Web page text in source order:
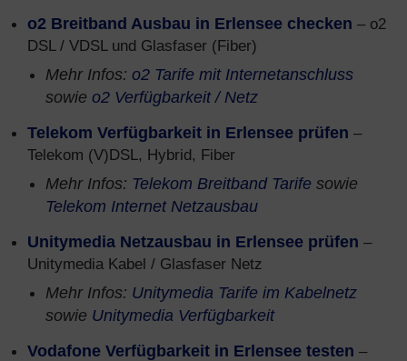
o2 Breitband Ausbau in Erlensee checken – o2
DSL / VDSL und Glasfaser (Fiber)
Mehr Infos: o2 Tarife mit Internetanschluss
sowie o2 Verfügbarkeit / Netz
Telekom Verfügbarkeit in Erlensee prüfen –
Telekom (V)DSL, Hybrid, Fiber
Mehr Infos: Telekom Breitband Tarife sowie
Telekom Internet Netzausbau
Unitymedia Netzausbau in Erlensee prüfen –
Unitymedia Kabel / Glasfaser Netz
Mehr Infos: Unitymedia Tarife im Kabelnetz
sowie Unitymedia Verfügbarkeit
Vodafone Verfügbarkeit in Erlensee testen –